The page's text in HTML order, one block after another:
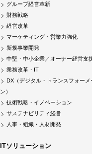
グループ経営革新
財務戦略
経営改革
マーケティング・営業力強化
新規事業開発
中堅・中小企業／オーナー経営支
業務改革・IT
DX（デジタル・トランスフォーメ
ン）
技術戦略・イノベーション
サステナビリティ経営
人事・組織・人材開発
ITソリューション